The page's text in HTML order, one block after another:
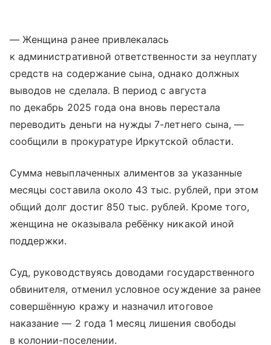
— Женщина ранее привлекалась
к административной ответственности за неуплату
средств на содержание сына, однако должных
выводов не сделала. В период с августа
по декабрь 2025 года она вновь перестала
переводить деньги на нужды 7-летнего сына, —
сообщили в прокуратуре Иркутской области.
Сумма невыплаченных алиментов за указанные
месяцы составила около 43 тыс. рублей, при этом
общий долг достиг 850 тыс. рублей. Кроме того,
женщина не оказывала ребёнку никакой иной
поддержки.
Суд, руководствуясь доводами государственного
обвинителя, отменил условное осуждение за ранее
совершённую кражу и назначил итоговое
наказание — 2 года 1 месяц лишения свободы
в колонии-поселении.